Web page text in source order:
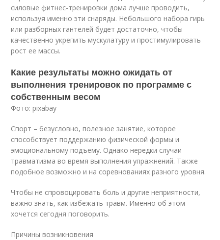
силовые фитнес-тренировки дома лучше проводить,
используя именно эти снаряды. Небольшого набора гирь
или разборных гантелей будет достаточно, чтобы
качественно укрепить мускулатуру и простимулировать
рост ее массы.
Какие результаты можно ожидать от
выполнения тренировок по программе с
собственным весом
Фото: pixabay
Спорт – безусловно, полезное занятие, которое
способствует поддержанию физической формы и
эмоциональному подъему. Однако нередки случаи
травматизма во время выполнения упражнений. Также
подобное возможно и на соревнованиях разного уровня.
Чтобы не спровоцировать боль и другие неприятности,
важно знать, как избежать травм. Именно об этом
хочется сегодня поговорить.
Причины возникновения